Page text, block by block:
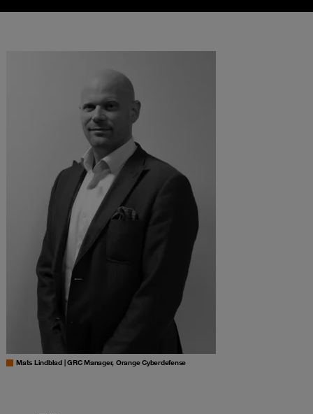
Mats Lindblad | GRC Manager, Orange Cyberdefense